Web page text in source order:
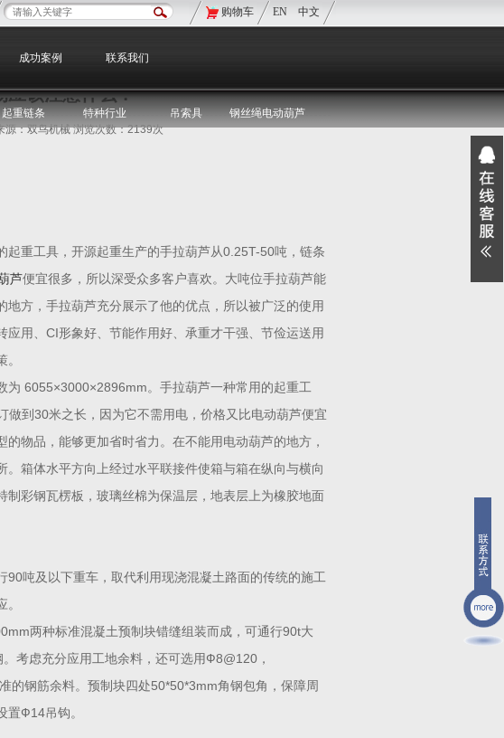
购物车 EN 中文
成功案例 联系我们
起重链条 特种行业 吊索具 钢丝绳电动葫芦
您现在的位置：双鸟首页>双鸟资讯>媒体聚焦
应该注意什么？
：双鸟机械 浏览次数：2139次
起重工具，开源起重生产的手拉葫芦从0.25T-50吨，链条
芦便宜很多，所以深受众多客户喜欢。大吨位手拉葫芦能
方，手拉葫芦充分展示了他的优点，所以被广泛的使用
用、CI形象好、节能作用好、承重才干强、节俭运送用
6055×3000×2896mm。手拉葫芦一种常用的起重工
到30米之长，因为它不需用电，价格又比电动葫芦便宜
物品，能够更加省时省力。在不能用电动葫芦的地方，
箱体水平方向上经过水平联接件使箱与箱在纵向与横向
彩钢瓦楞板，玻璃丝棉为保温层，地表层上为橡胶地面
吨及以下重车，取代利用现浇混凝土路面的传统的施工
两种标准混凝土预制块错缝组装而成，可通行90t大
考虑充分应用工地余料，还可选用Ф8@120，
钢筋余料。预制块四处50*50*3mm角钢包角，保障周
置Ф14吊钩。